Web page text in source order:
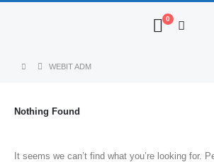
0
WEBIT ADM
Nothing Found
It seems we can’t find what you’re looking for.